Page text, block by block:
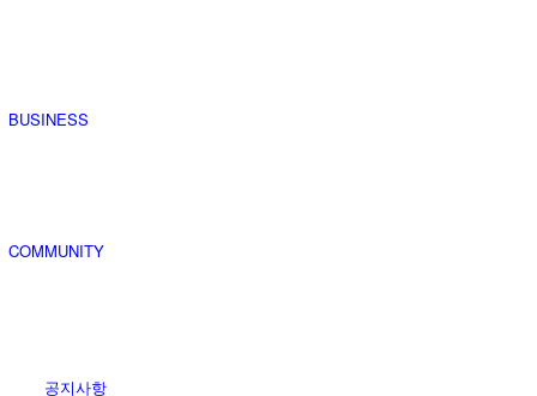
BUSINESS
COMMUNITY
공지사항